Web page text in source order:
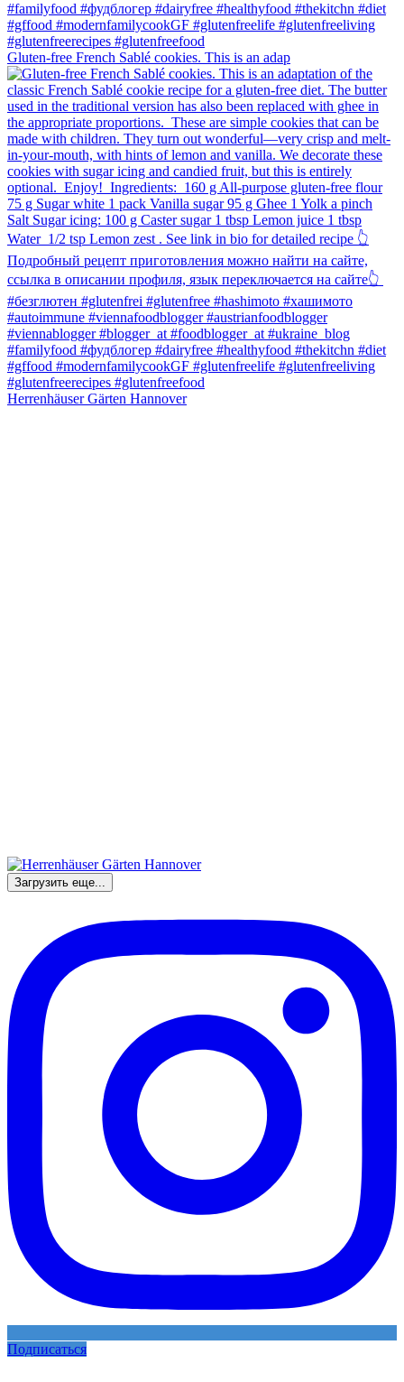
Gluten-free French Sablé cookies.⁠ This is an adap
Herrenhäuser Gärten Hannover
Загрузить еще...
Подписаться